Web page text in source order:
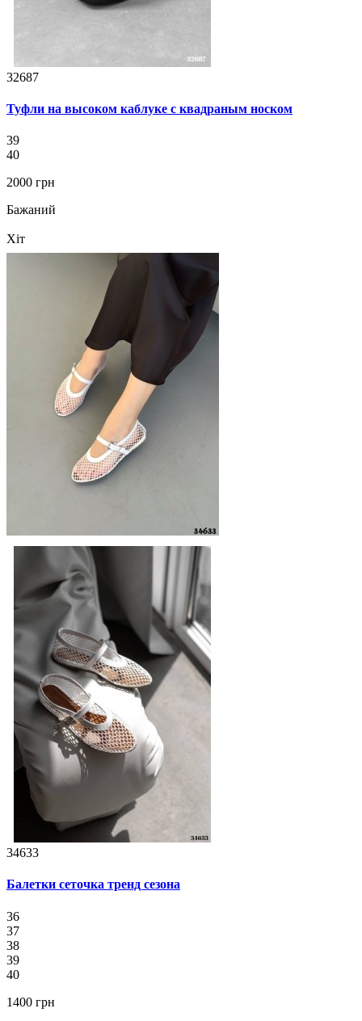
32687
Туфли на высоком каблуке с квадраным носком
39
40
2000 грн
Бажаний
Хіт
34633
Балетки сеточка тренд сезона
36
37
38
39
40
1400 грн